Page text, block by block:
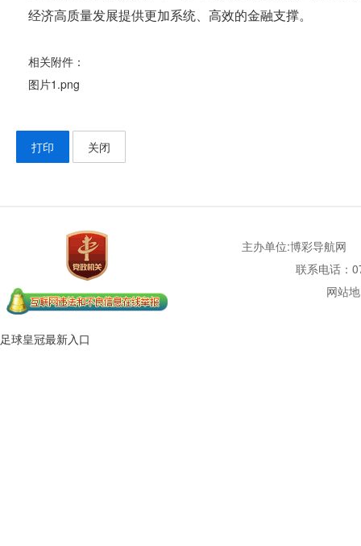
经济高质量发展提供更加系统、高效的金融支撑。
相关附件：
图片1.png
打印 关闭
主办单位:博彩导航网
联系电话：
网站
足球皇冠最新入口